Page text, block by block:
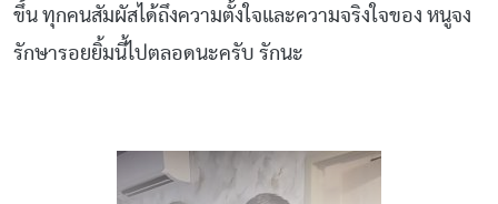
ขึ้น ทุกคนสัมผัสได้ถึงความตั้งใจและความจริงใจของ หนูจง
รักษารอยยิ้มนี้ไปตลอดนะครับ รักนะ